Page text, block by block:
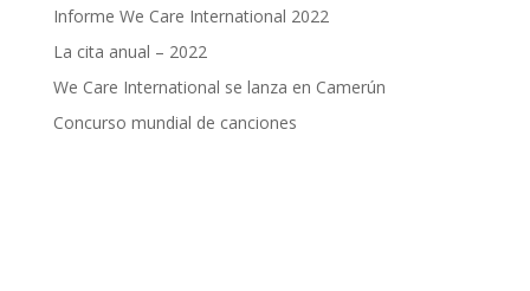
Informe We Care International 2022
La cita anual – 2022
We Care International se lanza en Camerún
Concurso mundial de canciones